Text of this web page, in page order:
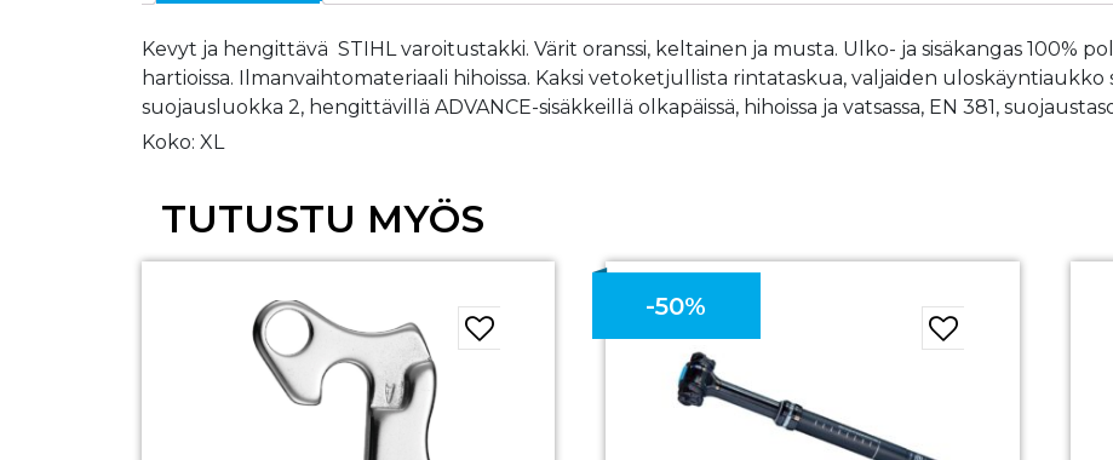
Kevyt ja hengittävä STIHL varoitustakki. Värit oranssi, keltainen ja musta. Ulko- ja sisäkangas 100%
hartioissa. Ilmanvaihtomateriaali hihoissa. Kaksi vetoketjullista rintataskua, valjaiden uloskäyntiaukko
suojausluokka 2, hengittävillä ADVANCE-sisäkkeillä olkapäissä, hihoissa ja vatsassa, EN 381,
Koko: XL
TUTUSTU MYÖS
-50%